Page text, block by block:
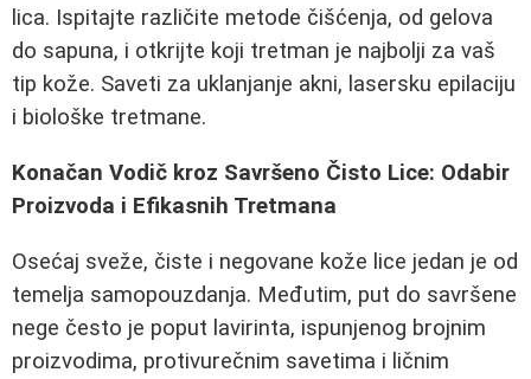
lica. Ispitajte različite metode čišćenja, od gelova
do sapuna, i otkrijte koji tretman je najbolji za vaš
tip kože. Saveti za uklanjanje akni, lasersku epilaciju
i biološke tretmane.
Konačan Vodič kroz Savršeno Čisto Lice: Odabir
Proizvoda i Efikasnih Tretmana
Osećaj sveže, čiste i negovane kože lice jedan je od
temelja samopouzdanja. Međutim, put do savršene
nege često je poput lavirinta, ispunjenog brojnim
proizvodima, protivurečnim savetima i ličnim